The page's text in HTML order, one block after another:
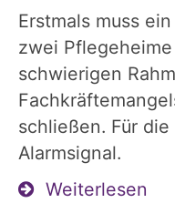
Erstmals muss
zwei
schwierigen
schließen. Für
Alarmsignal.
Weiterlesen